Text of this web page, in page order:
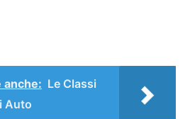
anche: Le Classi
Auto